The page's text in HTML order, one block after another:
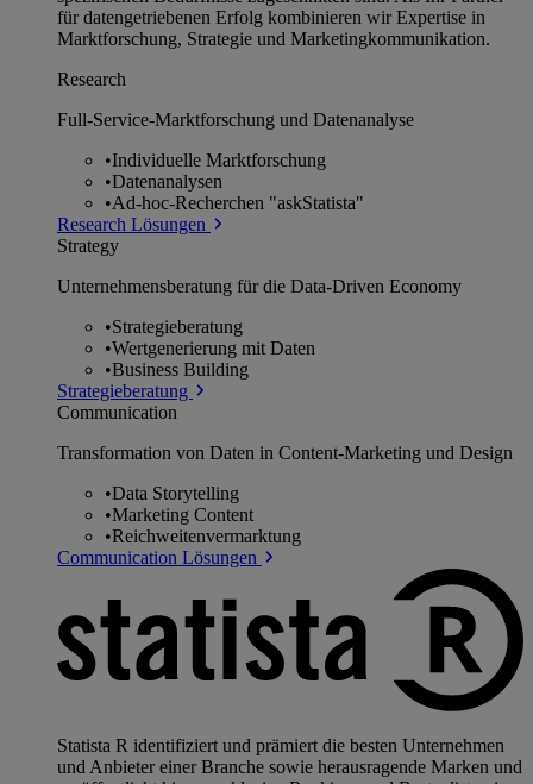
für datengetriebenen Erfolg kombinieren wir Expertise in
Marktforschung, Strategie und Marketingkommunikation.
Research
Full-Service-Marktforschung und Datenanalyse
•Individuelle Marktforschung
•Datenanalysen
•Ad-hoc-Recherchen "askStatista"
Research Lösungen
Strategy
Unternehmens­beratung für die Data-Driven Economy
•Strategieberatung
•Wertgenerierung mit Daten
•Business Building
Strategieberatung
Communication
Transformation von Daten in Content-Marketing und Design
•Data Storytelling
•Marketing Content
•Reichweitenvermarktung
Communication Lösungen
Statista R identifiziert und prämiert die besten Unternehmen
und Anbieter einer Branche sowie herausragende Marken und